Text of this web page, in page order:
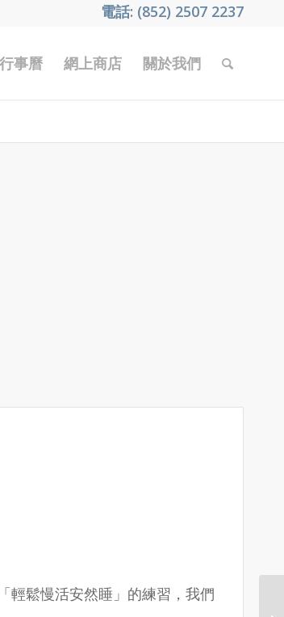
電話: (852) 2507 2237
行事曆 網上商店 關於我們
輕鬆慢活安然睡」的練習，我們